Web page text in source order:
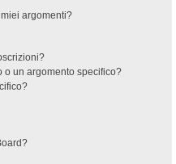
argomenti?
o un argomento specifico?